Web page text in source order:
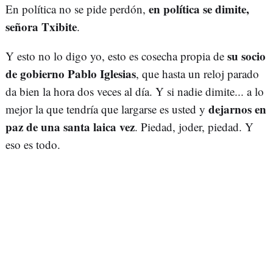
En política no se pide perdón, en política se dimite,
señora Txibite.
Y esto no lo digo yo, esto es cosecha propia de su socio
de gobierno Pablo Iglesias, que hasta un reloj parado
da bien la hora dos veces al día. Y si nadie dimite... a lo
mejor la que tendría que largarse es usted y dejarnos en
paz de una santa laica vez. Piedad, joder, piedad. Y
eso es todo.